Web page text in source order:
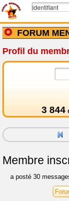
FORUM
Profil du
3 844
Membre
a posté 30